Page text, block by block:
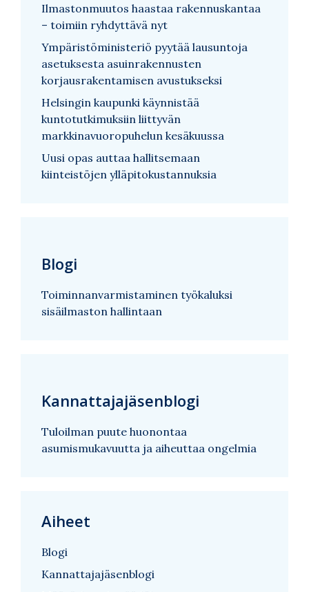
Ilmastonmuutos haastaa rakennuskantaa
– toimiin ryhdyttävä nyt
Ympäristöministeriö pyytää lausuntoja
asetuksesta asuinrakennusten
korjausrakentamisen avustukseksi
Helsingin kaupunki käynnistää
kuntotutkimuksiin liittyvän
markkinavuoropuhelun kesäkuussa
Uusi opas auttaa hallitsemaan
kiinteistöjen ylläpitokustannuksia
Blogi
Toiminnanvarmistaminen työkaluksi
sisäilmaston hallintaan
Kannattajajäsenblogi
Tuloilman puute huonontaa
asumismukavuutta ja aiheuttaa ongelmia
Aiheet
Blogi
Kannattajajäsenblogi